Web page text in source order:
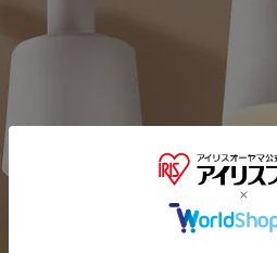
※ご確認ください